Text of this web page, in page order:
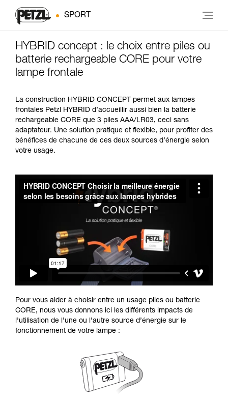
SPORT
HYBRID concept : le choix entre piles ou
batterie rechargeable CORE pour votre
lampe frontale
La construction HYBRID CONCEPT permet aux lampes
frontales Petzl HYBRID d’accueillir aussi bien la batterie
rechargeable CORE que 3 piles AAA/LR03, ceci sans
adaptateur. Une solution pratique et flexible, pour profiter des
bénéfices de chacune de ces deux sources d’énergie selon
votre usage.
Pour vous aider à choisir entre un usage piles ou batterie
CORE, nous vous donnons ici les différents impacts de
l’utilisation de l’une ou l’autre source d’énergie sur le
fonctionnement de votre lampe :